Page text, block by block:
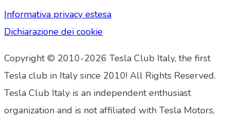
Informativa privacy estesa
Dichiarazione dei cookie
Copyright © 2010-2026 Tesla Club Italy, the first
Tesla club in Italy since 2010! All Rights Reserved.
Tesla Club Italy is an independent enthusiast
organization and is not affiliated with Tesla Motors,